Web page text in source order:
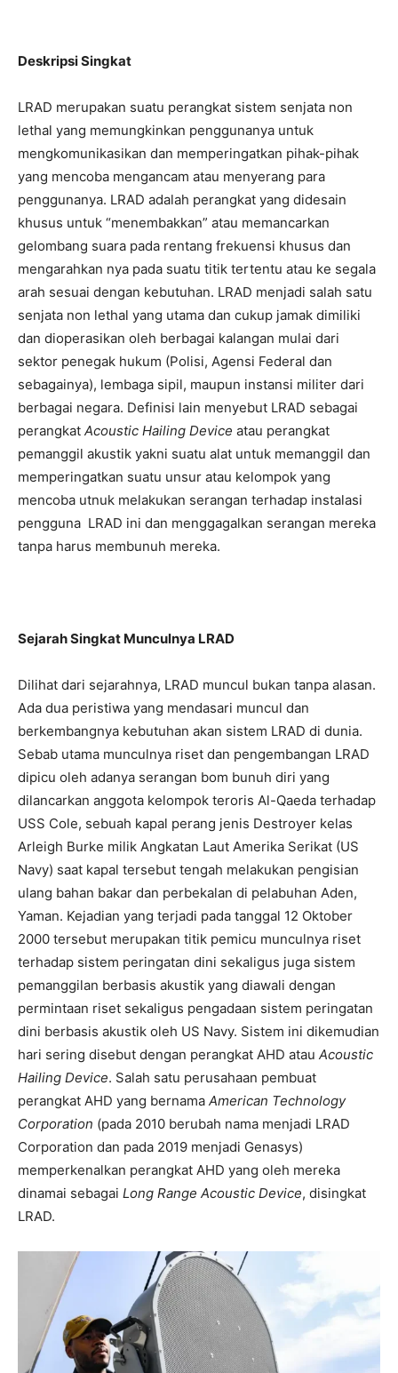
Deskripsi Singkat
LRAD merupakan suatu perangkat sistem senjata non
lethal yang memungkinkan penggunanya untuk
mengkomunikasikan dan memperingatkan pihak-pihak
yang mencoba mengancam atau menyerang para
penggunanya. LRAD adalah perangkat yang didesain
khusus untuk “menembakkan” atau memancarkan
gelombang suara pada rentang frekuensi khusus dan
mengarahkan nya pada suatu titik tertentu atau ke segala
arah sesuai dengan kebutuhan. LRAD menjadi salah satu
senjata non lethal yang utama dan cukup jamak dimiliki
dan dioperasikan oleh berbagai kalangan mulai dari
sektor penegak hukum (Polisi, Agensi Federal dan
sebagainya), lembaga sipil, maupun instansi militer dari
berbagai negara. Definisi lain menyebut LRAD sebagai
perangkat Acoustic Hailing Device atau perangkat
pemanggil akustik yakni suatu alat untuk memanggil dan
memperingatkan suatu unsur atau kelompok yang
mencoba utnuk melakukan serangan terhadap instalasi
pengguna LRAD ini dan menggagalkan serangan mereka
tanpa harus membunuh mereka.
Sejarah Singkat Munculnya LRAD
Dilihat dari sejarahnya, LRAD muncul bukan tanpa alasan.
Ada dua peristiwa yang mendasari muncul dan
berkembangnya kebutuhan akan sistem LRAD di dunia.
Sebab utama munculnya riset dan pengembangan LRAD
dipicu oleh adanya serangan bom bunuh diri yang
dilancarkan anggota kelompok teroris Al-Qaeda terhadap
USS Cole, sebuah kapal perang jenis Destroyer kelas
Arleigh Burke milik Angkatan Laut Amerika Serikat (US
Navy) saat kapal tersebut tengah melakukan pengisian
ulang bahan bakar dan perbekalan di pelabuhan Aden,
Yaman. Kejadian yang terjadi pada tanggal 12 Oktober
2000 tersebut merupakan titik pemicu munculnya riset
terhadap sistem peringatan dini sekaligus juga sistem
pemanggilan berbasis akustik yang diawali dengan
permintaan riset sekaligus pengadaan sistem peringatan
dini berbasis akustik oleh US Navy. Sistem ini dikemudian
hari sering disebut dengan perangkat AHD atau Acoustic
Hailing Device. Salah satu perusahaan pembuat
perangkat AHD yang bernama American Technology
Corporation (pada 2010 berubah nama menjadi LRAD
Corporation dan pada 2019 menjadi Genasys)
memperkenalkan perangkat AHD yang oleh mereka
dinamai sebagai Long Range Acoustic Device, disingkat
LRAD.